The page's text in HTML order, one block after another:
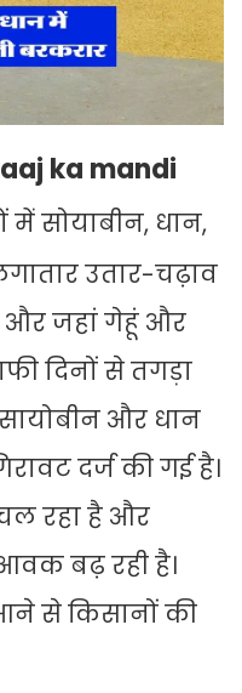
ka mandi
में सोयाबीन, धान,
उतार-चढ़ाव
और जहां गेहूं और
दिनों से तगड़ा
और धान
दर्ज की गई है।
रहा है और
बढ़ रही है।
से किसानों की